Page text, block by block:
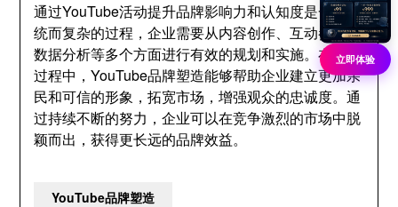
通过YouTube活动提升品牌影响力和认知度是一个系
统而复杂的过程 ，企业需要从内容创作、互动参与、
数据分析等多个方面进行有效的规划和实施。在这个
过程中 ，YouTube品牌塑造能够帮助企业建立更加亲
民和可信的形象 ，拓宽市场 ，增强观众的忠诚度。通
过持续不断的努力 ，企业可以在竞争激烈的市场中脱
颖而出 ，获得更长远的品牌效益。
YouTube品牌塑造
立即体验